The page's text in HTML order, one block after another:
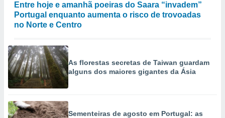
Entre hoje e amanhã poeiras do Saara “invadem”
Portugal enquanto aumenta o risco de trovoadas
no Norte e Centro
As florestas secretas de Taiwan guardam
alguns dos maiores gigantes da Ásia
Sementeiras de agosto em Portugal: as